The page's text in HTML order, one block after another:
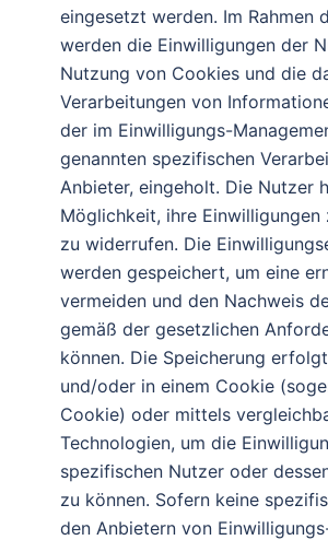
eingesetzt werden. Im Rahmen
werden die Einwilligungen der
Nutzung von Cookies und die
Verarbeitungen von
der im Einwilligungs-
genannten spezifischen
Anbieter, eingeholt. Die Nutzer
Möglichkeit, ihre Einwilligungen
zu widerrufen. Die
werden gespeichert, um eine
vermeiden und den Nachweis
gemäß der gesetzlichen
können. Die Speicherung
und/oder in einem Cookie
Cookie) oder mittels
Technologien, um die
spezifischen Nutzer oder
zu können. Sofern keine
den Anbietern von